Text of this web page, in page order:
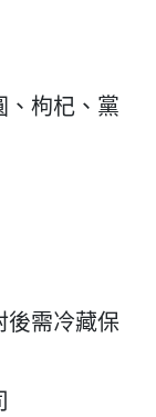
、枸杞、黨
後需冷藏保